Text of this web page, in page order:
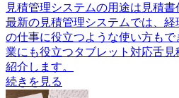
見積管理システムの用途は見積書
最新の見積管理システムでは、
の仕事に役立つような使い方も
業にも役立つタブレット対応舌
紹介します。
続きを見る